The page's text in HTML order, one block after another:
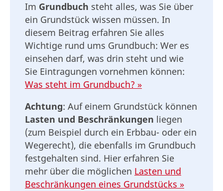
Im Grundbuch steht alles, was Sie über
ein Grundstück wissen müssen. In
diesem Beitrag erfahren Sie alles
Wichtige rund ums Grundbuch: Wer es
einsehen darf, was drin steht und wie
Sie Eintragungen vornehmen können:
Was steht im Grundbuch? »
Achtung: Auf einem Grundstück können
Lasten und Beschränkungen liegen
(zum Beispiel durch ein Erbbau- oder ein
Wegerecht), die ebenfalls im Grundbuch
festgehalten sind. Hier erfahren Sie
mehr über die möglichen Lasten und
Beschränkungen eines Grundstücks »